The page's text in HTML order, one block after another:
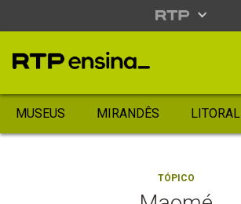
MUSEUS MIRANDÊS LITORAL
TÓPICO